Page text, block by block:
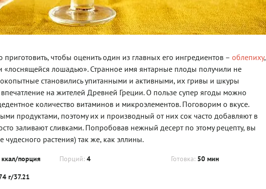
чтобы оценить один из главных его ингредиентов – облепиху,
лошадью». Странное имя янтарные плоды получили не
становились упитанными и активными, их гривы и шкуры
на жителей Древней Греции. О пользе супер ягоды можно
количество витаминов и микроэлементов. Поговорим о вкусе.
продуктами, поэтому их и производный от них сок часто добавляют в
заливают сливками. Попробовав нежный десерт по этому рецепту, вы
растения) так же, как эллины.
порция Порций: 4 Готовка: 50 мин
г/37.21